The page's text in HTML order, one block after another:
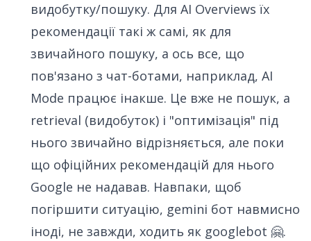
видобутку/пошуку. Для AI Overviews їх
рекомендації такі ж самі, як для
звичайного пошуку, а ось все, що
пов'язано з чат-ботами, наприклад, AI
Mode працює інакше. Це вже не пошук, а
retrieval (видобуток) і "оптимізація" під
нього звичайно відрізняється, але поки
що офіційних рекомендацій для нього
Google не надавав. Навпаки, щоб
погіршити ситуацію, gemini бот навмисно
іноді, не завжди, ходить як googlebot 🤗.